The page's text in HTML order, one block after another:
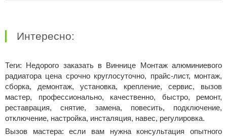
Интересно:
Теги: Недорого заказать в Виннице Монтаж алюминиевого
радиатора цена срочно круглосуточно, прайс-лист, монтаж,
сборка, демонтаж, установка, крепление, сервис, вызов
мастер, профессионально, качественно, быстро, ремонт,
реставрация, снятие, замена, повесить, подключение,
отключение, настройка, инсталяция, навес, регулировка.
Вызов мастера: если вам нужна консультация опытного